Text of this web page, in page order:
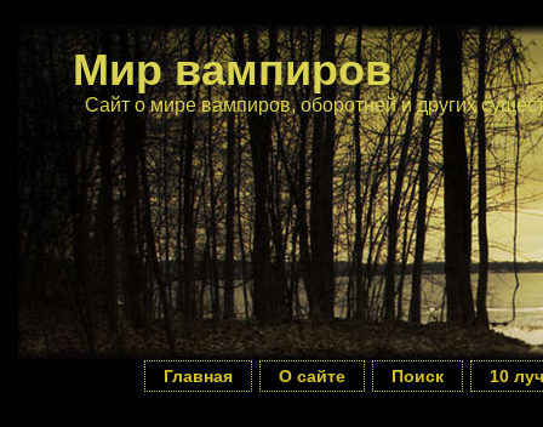
Мир вампиров
Сайт о мире вампиров, оборотней и других
Главная О сайте Поиск 10